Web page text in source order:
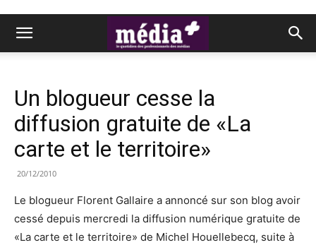
Un blogueur cesse la
diffusion gratuite de «La
carte et le territoire»
20/12/2010
Le blogueur Florent Gallaire a annoncé sur son blog avoir
cessé depuis mercredi la diffusion numérique gratuite de
«La carte et le territoire» de Michel Houellebecq, suite à